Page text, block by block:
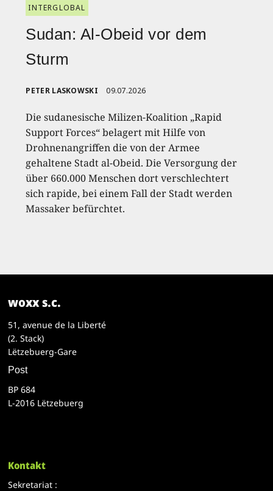
INTERGLOBAL
Sudan: Al-Obeid vor dem
Sturm
PETER LASKOWSKI 09.07.2026
Die sudanesische Milizen-Koalition „Rapid
Support Forces“ belagert mit Hilfe von
Drohnenangriffen die von der Armee
gehaltene Stadt al-Obeid. Die Versorgung der
über 660.000 Menschen dort verschlechtert
sich rapide, bei einem Fall der Stadt werden
Massaker befürchtet.
woxx s.c.
51, avenue de la Liberté
(2. Stack)
Lëtzebuerg-Gare
Post
BP 684
L-2016 Lëtzebuerg
Kontakt
Sekretariat :